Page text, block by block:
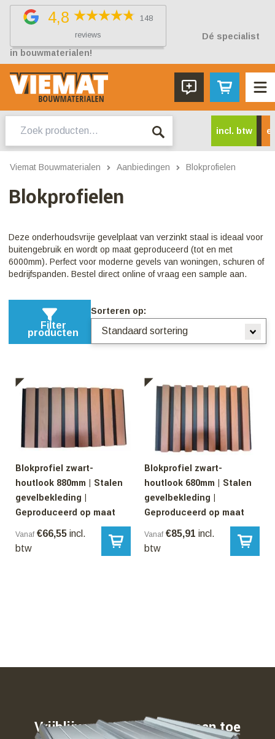
4,8
148
reviews
Dé specialist
in bouwmaterialen!
naar:
incl. btw
Viemat Bouwmaterialen Aanbiedingen Blokprofielen
Blokprofielen
Deze onderhoudsvrije gevelplaat van verzinkt staal is ideaal voor
buitengebruik en wordt op maat geproduceerd (tot en met
6000mm). Perfect voor moderne gevels van woningen, schuren of
bedrijfspanden. Bestel direct online of vraag een sample aan.
Filter
producten
Sorteren op:
Blokprofiel zwart-
houtlook 880mm | Stalen
gevelbekleding |
Geproduceerd op maat
Vanaf €66,55 incl.
btw
Blokprofiel zwart-
houtlook 680mm | Stalen
gevelbekleding |
Geproduceerd op maat
Vanaf €85,91 incl.
btw
Vrijblijvend weten waar u aan toe